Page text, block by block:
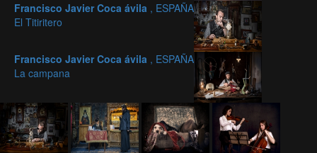
Francisco Javier Coca ávila , ESPAÑA
El Titiritero
Francisco Javier Coca ávila , ESPAÑA
La campana